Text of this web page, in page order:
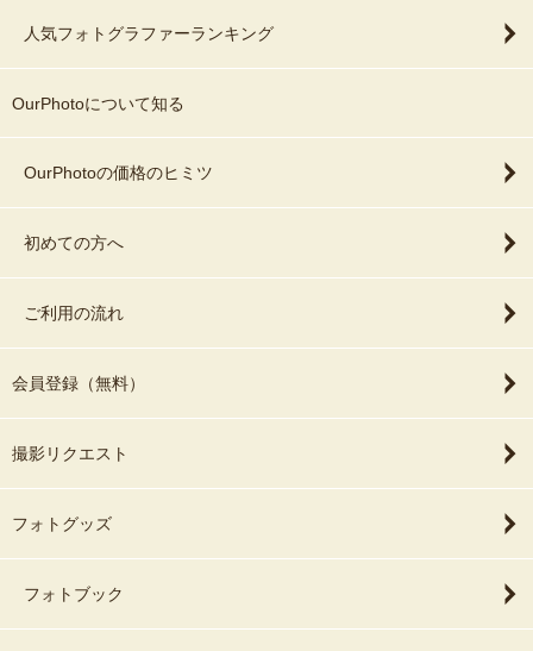
人気フォトグラファーランキング
OurPhotoについて知る
OurPhotoの価格のヒミツ
初めての方へ
ご利用の流れ
会員登録（無料）
撮影リクエスト
フォトグッズ
フォトブック